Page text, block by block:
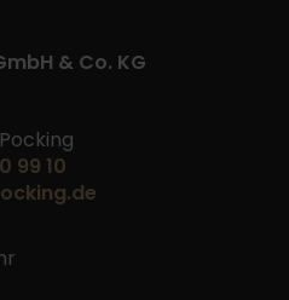
& Co. KG
99 10